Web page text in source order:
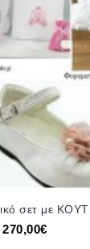
270,00€